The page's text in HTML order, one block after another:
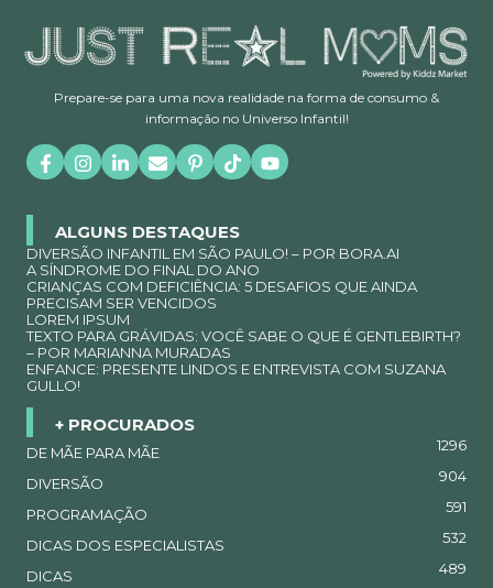
Prepare-se para uma nova realidade na forma de consumo &
informação no Universo Infantil!
ALGUNS DESTAQUES
DIVERSÃO INFANTIL EM SÃO PAULO! – POR BORA.AI
A SÍNDROME DO FINAL DO ANO
CRIANÇAS COM DEFICIÊNCIA: 5 DESAFIOS QUE AINDA
PRECISAM SER VENCIDOS
LOREM IPSUM
TEXTO PARA GRÁVIDAS: VOCÊ SABE O QUE É GENTLEBIRTH?
– POR MARIANNA MURADAS
ENFANCE: PRESENTE LINDOS E ENTREVISTA COM SUZANA
GULLO!
+ PROCURADOS
DE MÃE PARA MÃE 1296
DIVERSÃO 904
PROGRAMAÇÃO 591
DICAS DOS ESPECIALISTAS 532
DICAS 489